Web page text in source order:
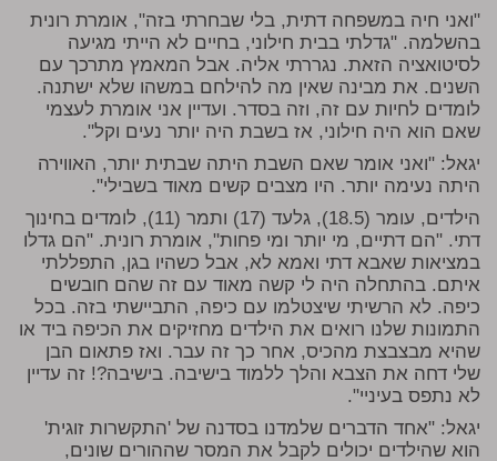
"ואני חיה במשפחה דתית, בלי שבחרתי בזה", אומרת רונית
בהשלמה. "גדלתי בבית חילוני, בחיים לא הייתי מגיעה
לסיטואציה הזאת. נגררתי אליה. אבל המאמץ מתרכך עם
השנים. את מבינה שאין מה להילחם במשהו שלא ישתנה.
לומדים לחיות עם זה, וזה בסדר. ועדיין אני אומרת לעצמי
שאם הוא היה חילוני, אז בשבת היה יותר נעים וקל".
יגאל: "ואני אומר שאם השבת היתה שבתית יותר, האווירה
היתה נעימה יותר. היו מצבים קשים מאוד בשבילי".
הילדים, עומר (18.5), גלעד (17) ותמר (11), לומדים בחינוך
דתי. "הם דתיים, מי יותר ומי פחות", אומרת רונית. "הם גדלו
במציאות שאבא דתי ואמא לא, אבל כשהיו בגן, התפללתי
איתם. בהתחלה היה לי קשה מאוד עם זה שהם חובשים
כיפה. לא הרשיתי שיצטלמו עם כיפה, התביישתי בזה. בכל
התמונות שלנו רואים את הילדים מחזיקים את הכיפה ביד או
שהיא מבצבצת מהכיס, אחר כך זה עבר. ואז פתאום הבן
שלי דחה את הצבא והלך ללמוד בישיבה. בישיבה?! זה עדיין
לא נתפס בעיניי".
יגאל: "אחד הדברים שלמדנו בסדנה של 'התקשרות זוגית'
הוא שהילדים יכולים לקבל את המסר שההורים שונים,